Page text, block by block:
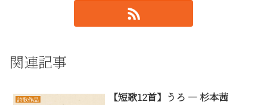
関連記事
詩歌作品 【短歌12首】うろ — 杉本茜